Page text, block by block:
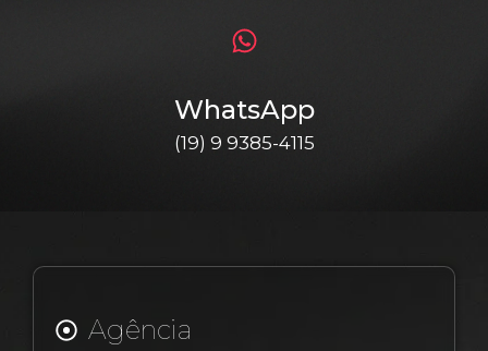
WhatsApp
(19) 9 9385-4115
Agência